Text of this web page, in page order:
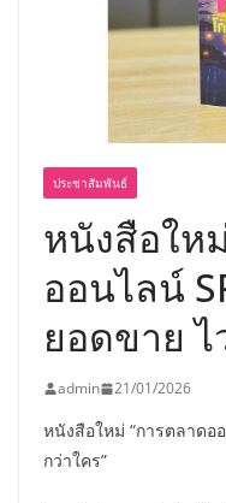
ประชาสัมพันธ์
หนังสือให
ออนไลน์
ยอดขาย ไ
admin 21/01/2026
หนังสือใหม่ “การตลาดอ
กว่าใคร”